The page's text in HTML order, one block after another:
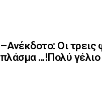
–Ανέκδοτο: Οι τρεις
πλάσμα …!Πολύ γέλιο